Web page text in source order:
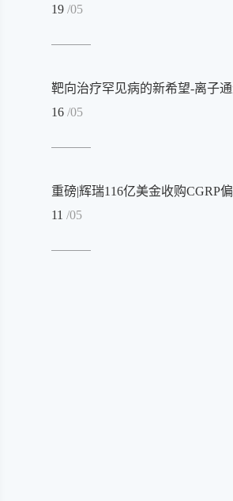
19/05
靶向治疗罕见病的新希望-离子
16/05
重磅|辉瑞116亿美金收购CGRP
11/05